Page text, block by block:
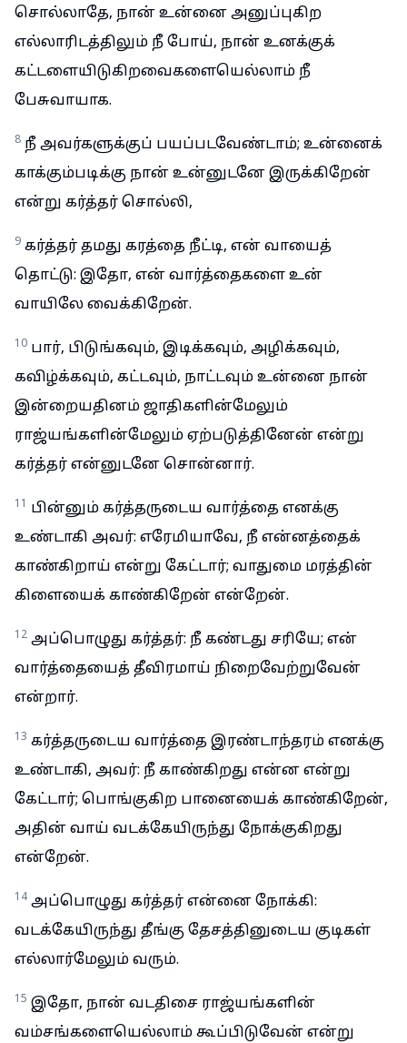
சொல்லாதே, நான் உன்னை அனுப்புகிற
எல்லாரிடத்திலும் நீ போய், நான் உனக்குக்
கட்டளையிடுகிறவைகளையெல்லாம் நீ
பேசுவாயாக.
8 நீ அவர்களுக்குப் பயப்படவேண்டாம்; உன்னைக்
காக்கும்படிக்கு நான் உன்னுடனே இருக்கிறேன்
என்று கர்த்தர் சொல்லி,
9 கர்த்தர் தமது கரத்தை நீட்டி, என் வாயைத்
தொட்டு: இதோ, என் வார்த்தைகளை உன்
வாயிலே வைக்கிறேன்.
10 பார், பிடுங்கவும், இடிக்கவும், அழிக்கவும்,
கவிழ்க்கவும், கட்டவும், நாட்டவும் உன்னை நான்
இன்றையதினம் ஜாதிகளின்மேலும்
ராஜ்யங்களின்மேலும் ஏற்படுத்தினேன் என்று
கர்த்தர் என்னுடனே சொன்னார்.
11 பின்னும் கர்த்தருடைய வார்த்தை எனக்கு
உண்டாகி அவர்: எரேமியாவே, நீ என்னத்தைக்
காண்கிறாய் என்று கேட்டார்; வாதுமை மரத்தின்
கிளையைக் காண்கிறேன் என்றேன்.
12 அப்பொழுது கர்த்தர்: நீ கண்டது சரியே; என்
வார்த்தையைத் தீவிரமாய் நிறைவேற்றுவேன்
என்றார்.
13 கர்த்தருடைய வார்த்தை இரண்டாந்தரம் எனக்கு
உண்டாகி, அவர்: நீ காண்கிறது என்ன என்று
கேட்டார்; பொங்குகிற பானையைக் காண்கிறேன்,
அதின் வாய் வடக்கேயிருந்து நோக்குகிறது
என்றேன்.
14 அப்பொழுது கர்த்தர் என்னை நோக்கி:
வடக்கேயிருந்து தீங்கு தேசத்தினுடைய குடிகள்
எல்லார்மேலும் வரும்.
15 இதோ, நான் வடதிசை ராஜ்யங்களின்
வம்சங்களையெல்லாம் கூப்பிடுவேன் என்று